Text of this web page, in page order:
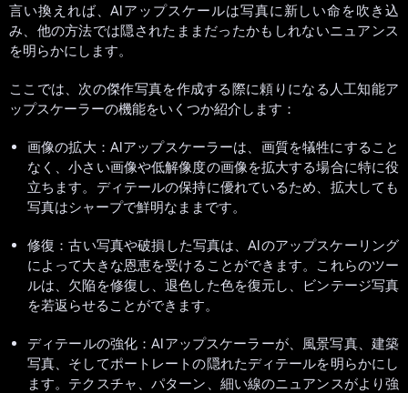
言い換えれば、AIアップスケールは写真に新しい命を吹き込
み、他の方法では隠されたままだったかもしれないニュアンス
を明らかにします。
ここでは、次の傑作写真を作成する際に頼りになる人工知能ア
ップスケーラーの機能をいくつか紹介します：
画像の拡大：AIアップスケーラーは、画質を犠牲にすること
なく、小さい画像や低解像度の画像を拡大する場合に特に役
立ちます。ディテールの保持に優れているため、拡大しても
写真はシャープで鮮明なままです。
修復：古い写真や破損した写真は、AIのアップスケーリング
によって大きな恩恵を受けることができます。これらのツー
ルは、欠陥を修復し、退色した色を復元し、ビンテージ写真
を若返らせることができます。
ディテールの強化：AIアップスケーラーが、風景写真、建築
写真、そしてポートレートの隠れたディテールを明らかにし
ます。テクスチャ、パターン、細い線のニュアンスがより強